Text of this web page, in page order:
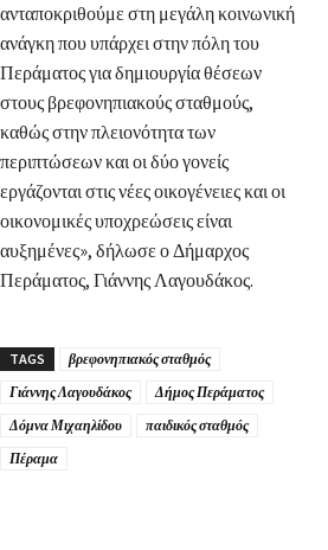
ανταποκριθούμε στη μεγάλη κοινωνική
ανάγκη που υπάρχει στην πόλη του
Περάματος για δημιουργία θέσεων
στους βρεφονηπιακούς σταθμούς,
καθώς στην πλειονότητα των
περιπτώσεων και οι δύο γονείς
εργάζονται στις νέες οικογένειες και οι
οικονομικές υποχρεώσεις είναι
αυξημένες», δήλωσε ο Δήμαρχος
Περάματος, Γιάννης Λαγουδάκος.
TAGS
βρεφονηπιακός σταθμός
Γιάννης Λαγουδάκος
Δήμος Περάματος
Δόμνα Μιχαηλίδου
παιδικός σταθμός
Πέραμα